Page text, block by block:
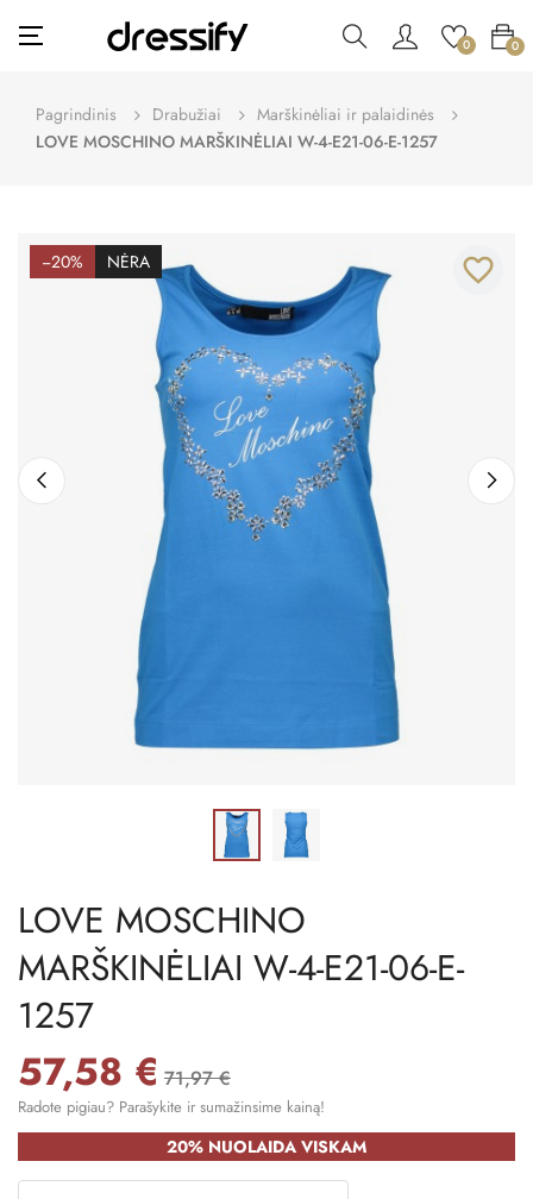
Toggle
navigation
☰ 0 0
Pagrindinis Drabužiai
Marškinėliai ir palaidinės
LOVE MOSCHINO MARŠKINĖLIAI W-4-E21-06-E-1257
−20% NĖRA favorite_border
LOVE MOSCHINO
MARŠKINĖLIAI W-4-E21-06-E-
1257
57,58 € 71,97 €
Radote pigiau? Parašykite ir sumažinsime kainą!
20% NUOLAIDA VISKAM